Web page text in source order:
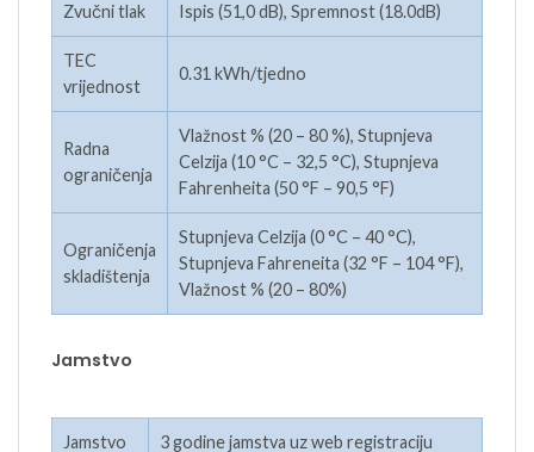
Zvučni tlak Ispis (51,0 dB), Spremnost (18.0dB)
TEC
vrijednost
0.31 kWh/tjedno
Radna
ograničenja
Vlažnost % (20 – 80 %), Stupnjeva
Celzija (10 °C – 32,5 °C), Stupnjeva
Fahrenheita (50 °F – 90,5 °F)
Ograničenja
skladištenja
Stupnjeva Celzija (0 °C – 40 °C),
Stupnjeva Fahreneita (32 °F – 104 °F),
Vlažnost % (20 – 80%)
Jamstvo
Jamstvo 3 godine jamstva uz web registraciju